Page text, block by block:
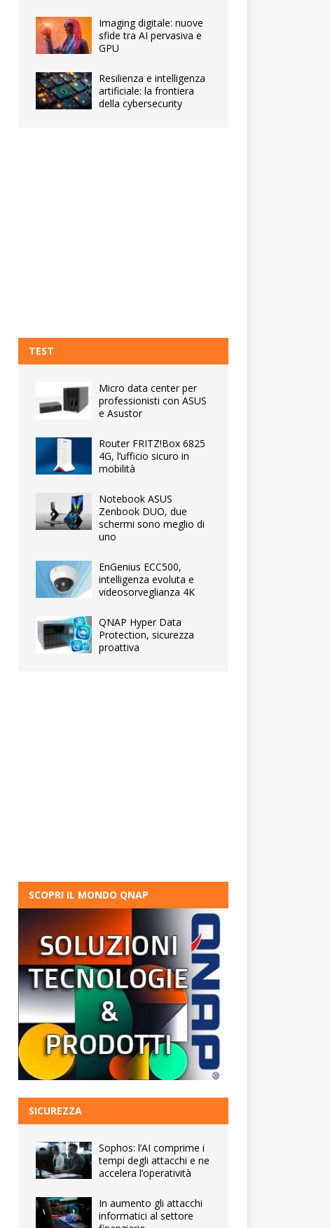
Imaging digitale: nuove
sfide tra AI pervasiva e
GPU
Resilienza e intelligenza
artificiale: la frontiera
della cybersecurity
TEST
Micro data center per
professionisti con ASUS
e Asustor
Router FRITZ!Box 6825
4G, l’ufficio sicuro in
mobilità
Notebook ASUS
Zenbook DUO, due
schermi sono meglio di
uno
EnGenius ECC500,
intelligenza evoluta e
videosorveglianza 4K
QNAP Hyper Data
Protection, sicurezza
proattiva
SCOPRI IL MONDO QNAP
SICUREZZA
Sophos: l’AI comprime i
tempi degli attacchi e ne
accelera l’operatività
In aumento gli attacchi
informatici al settore